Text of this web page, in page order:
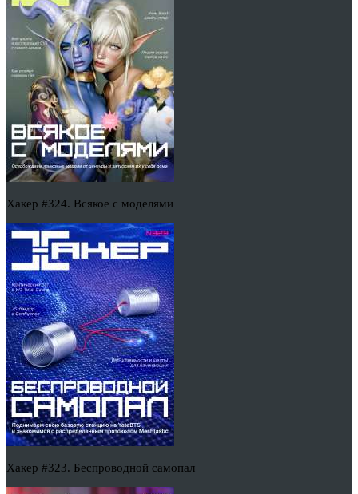
Хакер #324. Всякое с моделями
Хакер #323. Беспроводной самопал